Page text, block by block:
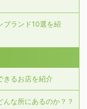
ブランド10選を紹
きるお店を紹介
な所にあるのか？？